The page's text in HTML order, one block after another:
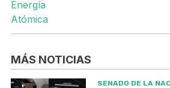
MÁS NOTICIAS
SENADO DE LA